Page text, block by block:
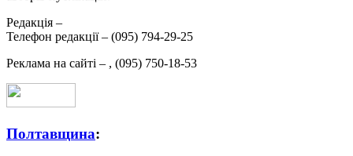
Редакція –
Телефон редакції – (095) 794-29-25
Реклама на сайті – , (095) 750-18-53
Полтавщина: